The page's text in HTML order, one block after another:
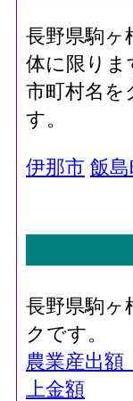
長野県駒ヶ
体に限りま
市町村名
す。
伊那市 飯
長野県駒ヶ
クです。
農業産出額
上金額